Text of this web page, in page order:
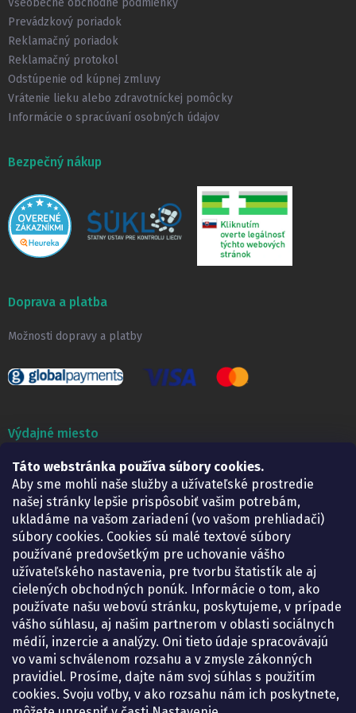
Táto webstránka používa súbory cookies.
Aby sme mohli naše služby a užívateľské prostredie
našej stránky lepšie prispôsobiť vašim potrebám,
ukladáme na vašom zariadení (vo vašom prehliadači)
súbory cookies. Cookies sú malé textové súbory
používané predovšetkým pre uchovanie vášho
užívateľského nastavenia, pre tvorbu štatistík ale aj
cielených obchodných ponúk. Informácie o tom, ako
používate našu webovú stránku, poskytujeme, v prípade
vášho súhlasu, aj našim partnerom v oblasti sociálnych
médií, inzercie a analýzy. Oni tieto údaje spracovávajú
vo vami schválenom rozsahu a v zmysle zákonných
pravidiel. Prosíme, dajte nám svoj súhlas s použitím
cookies. Svoju voľby, v ako rozsahu nám ich poskytnete,
Prevádzkový poriadok
Reklamačný poriadok
Reklamačný protokol
Odstúpenie od kúpnej zmluvy
Vrátenie lieku alebo zdravotníckej pomôcky
Informácie o spracúvaní osobných údajov
Bezpečný nákup
Doprava a platba
Možnosti dopravy a platby
Výdajné miesto
Lekáreň ADONAI
Košice – Smetanova 2
Pondelok:
07.30 – 15.30 h.
Utorok:
07.30 – 16.00 h.
Streda:
07.30 – 16.00 h.
Štvrtok:
07.30 – 15.30 h.
Piatok:
07.30 – 15.30 h.
KONTAKT
eshop@lekarenadonai.sk
+421 948 203 203
Nájdete nás na Facebooku.
lekarenadonai/